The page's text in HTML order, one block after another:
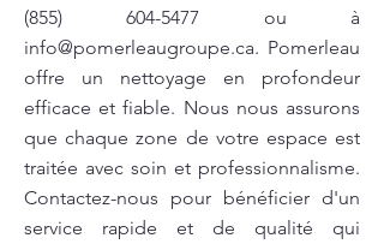
(855) 604-5477 ou à
info@pomerleaugroupe.ca. Pomerleau
offre un nettoyage en profondeur
efficace et fiable. Nous nous assurons
que chaque zone de votre espace est
traitée avec soin et professionnalisme.
Contactez-nous pour bénéficier d'un
service rapide et de qualité qui